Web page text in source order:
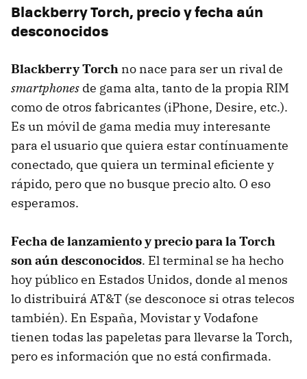
Blackberry Torch, precio y fecha aún
desconocidos
Blackberry Torch no nace para ser un rival de
smartphones de gama alta, tanto de la propia RIM
como de otros fabricantes (iPhone, Desire, etc.).
Es un móvil de gama media muy interesante
para el usuario que quiera estar contínuamente
conectado, que quiera un terminal eficiente y
rápido, pero que no busque precio alto. O eso
esperamos.
Fecha de lanzamiento y precio para la Torch
son aún desconocidos. El terminal se ha hecho
hoy público en Estados Unidos, donde al menos
lo distribuirá AT&T (se desconoce si otras telecos
también). En España, Movistar y Vodafone
tienen todas las papeletas para llevarse la Torch,
pero es información que no está confirmada.